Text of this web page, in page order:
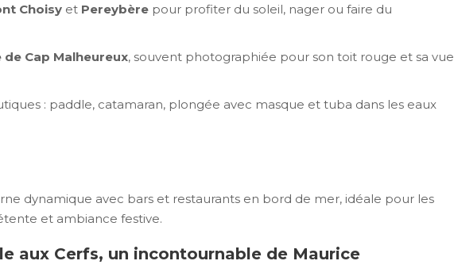
Choisy et Pereybère pour profiter du soleil, nager ou faire du
de Cap Malheureux, souvent photographiée pour son toit rouge et sa vue
: paddle, catamaran, plongée avec masque et tuba dans les eaux
dynamique avec bars et restaurants en bord de mer, idéale pour les
et ambiance festive.
aux Cerfs, un incontournable de Maurice